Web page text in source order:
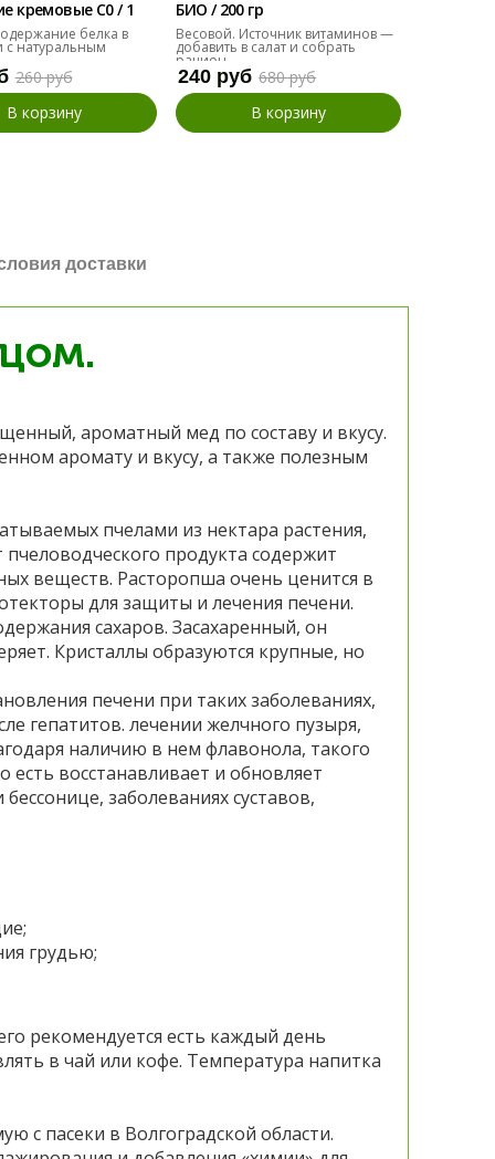
кремовые С0 / 1
белка в
с натуральным
260 руб
В корзину
БИО / 200 гр
Весовой. Источник витаминов —
добавить в салат и собрать
рацион.
240 руб 680 руб
В корзину
ароматный мед по составу и вкусу.
аромату и вкусу, а также полезным
пчелами из нектара растения,
пчеловодческого продукта содержит
веществ. Расторопша очень ценится в
для защиты и лечения печени.
сахаров. Засахаренный, он
Кристаллы образуются крупные, но
печени при таких заболеваниях,
гепатитов. лечении желчного пузыря,
наличию в нем флавонола, такого
восстанавливает и обновляет
заболеваниях суставов,
грудью;
рекомендуется есть каждый день
в чай или кофе. Температура напитка
с пасеки в Волгоградской области.
доставки